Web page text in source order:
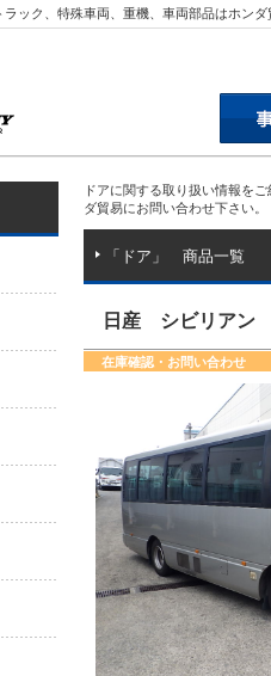
ラック、特殊車両、重機、車両部品はホン
ドアに関する取り扱い情報を
ダ貿易にお問い合わせ下さい。
「ドア」 商品一覧
日産 シビリア
在庫確認・お問い合わせ